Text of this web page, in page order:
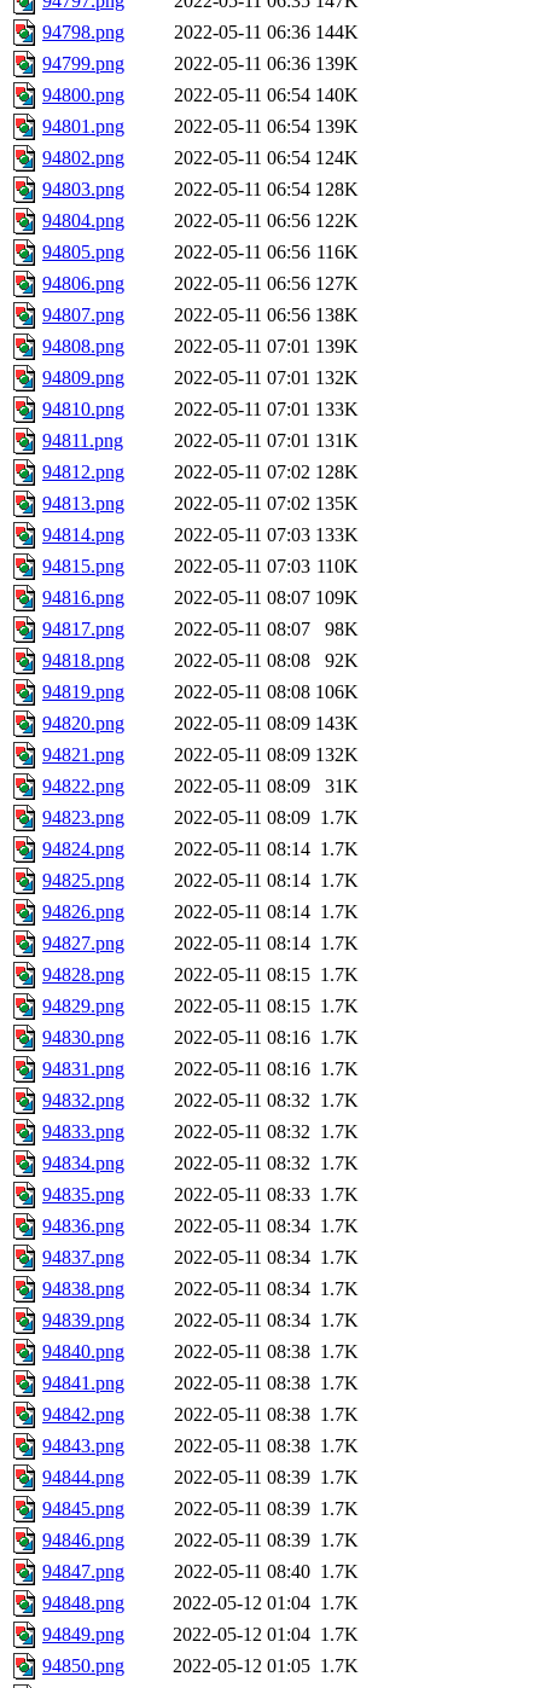
94798.png
2022-05-11 06:36 144K
94799.png
2022-05-11 06:36 139K
94800.png
2022-05-11 06:54 140K
94801.png
2022-05-11 06:54 139K
94802.png
2022-05-11 06:54 124K
94803.png
2022-05-11 06:54 128K
94804.png
2022-05-11 06:56 122K
94805.png
2022-05-11 06:56 116K
94806.png
2022-05-11 06:56 127K
94807.png
2022-05-11 06:56 138K
94808.png
2022-05-11 07:01 139K
94809.png
2022-05-11 07:01 132K
94810.png
2022-05-11 07:01 133K
94811.png
2022-05-11 07:01 131K
94812.png
2022-05-11 07:02 128K
94813.png
2022-05-11 07:02 135K
94814.png
2022-05-11 07:03 133K
94815.png
2022-05-11 07:03 110K
94816.png
2022-05-11 08:07 109K
94817.png
2022-05-11 08:07
98K
94818.png
2022-05-11 08:08
92K
94819.png
2022-05-11 08:08 106K
94820.png
2022-05-11 08:09 143K
94821.png
2022-05-11 08:09 132K
94822.png
2022-05-11 08:09
31K
94823.png
2022-05-11 08:09 1.7K
94824.png
2022-05-11 08:14 1.7K
94825.png
2022-05-11 08:14 1.7K
94826.png
2022-05-11 08:14 1.7K
94827.png
2022-05-11 08:14 1.7K
94828.png
2022-05-11 08:15 1.7K
94829.png
2022-05-11 08:15 1.7K
94830.png
2022-05-11 08:16 1.7K
94831.png
2022-05-11 08:16 1.7K
94832.png
2022-05-11 08:32 1.7K
94833.png
2022-05-11 08:32 1.7K
94834.png
2022-05-11 08:32 1.7K
94835.png
2022-05-11 08:33 1.7K
94836.png
2022-05-11 08:34 1.7K
94837.png
2022-05-11 08:34 1.7K
94838.png
2022-05-11 08:34 1.7K
94839.png
2022-05-11 08:34 1.7K
94840.png
2022-05-11 08:38 1.7K
94841.png
2022-05-11 08:38 1.7K
94842.png
2022-05-11 08:38 1.7K
94843.png
2022-05-11 08:38 1.7K
94844.png
2022-05-11 08:39 1.7K
94845.png
2022-05-11 08:39 1.7K
94846.png
2022-05-11 08:39 1.7K
94847.png
2022-05-11 08:40 1.7K
94848.png
2022-05-12 01:04 1.7K
94849.png
2022-05-12 01:04 1.7K
94850.png
2022-05-12 01:05 1.7K